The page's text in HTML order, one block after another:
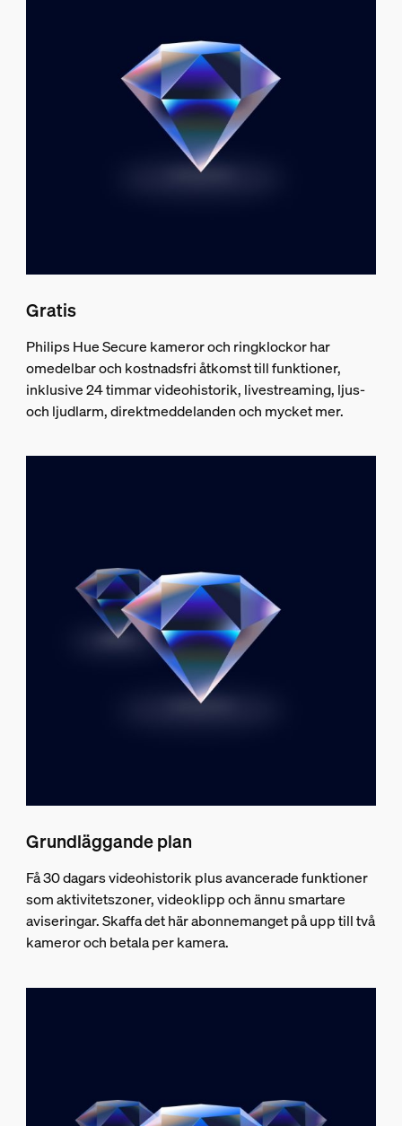
Gratis
Philips Hue Secure kameror och ringklockor har
omedelbar och kostnadsfri åtkomst till funktioner,
inklusive 24 timmar videohistorik, livestreaming, ljus-
och ljudlarm, direktmeddelanden och mycket mer.
Grundläggande plan
Få 30 dagars videohistorik plus avancerade funktioner
som aktivitetszoner, videoklipp och ännu smartare
aviseringar. Skaffa det här abonnemanget på upp till två
kameror och betala per kamera.